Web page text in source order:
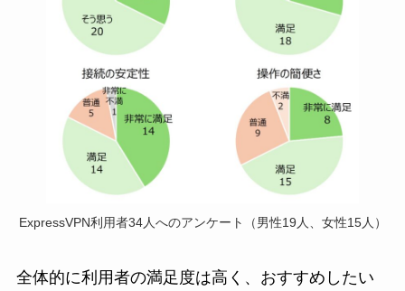
ExpressVPN利用者34人へのアンケート（男性19人、女性15人）
全体的に利用者の満足度は高く、おすすめしたい